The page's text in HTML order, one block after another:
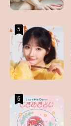
5
6
5
6
5
6